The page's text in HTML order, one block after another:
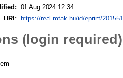
01 Aug 2024 12:34
URI:
https://real.mtak.hu/id/eprint/201551
(login required)